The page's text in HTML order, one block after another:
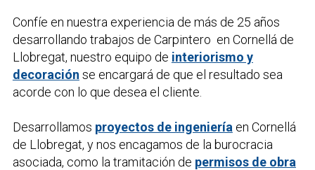
Confíe en nuestra experiencia de más de 25 años
desarrollando trabajos de Carpintero en Cornellá de
Llobregat, nuestro equipo de interiorismo y
decoración se encargará de que el resultado sea
acorde con lo que desea el cliente.
Desarrollamos proyectos de ingeniería en Cornellá
de Llobregat, y nos encagamos de la burocracia
asociada, como la tramitación de permisos de obra